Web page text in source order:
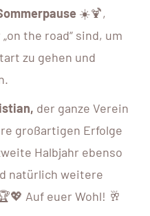
☀️🍹,
the road“ sind, um
zu gehen und
der ganze Verein
großartigen Erfolge
Halbjahr ebenso
natürlich weitere
Auf euer Wohl! 🥂